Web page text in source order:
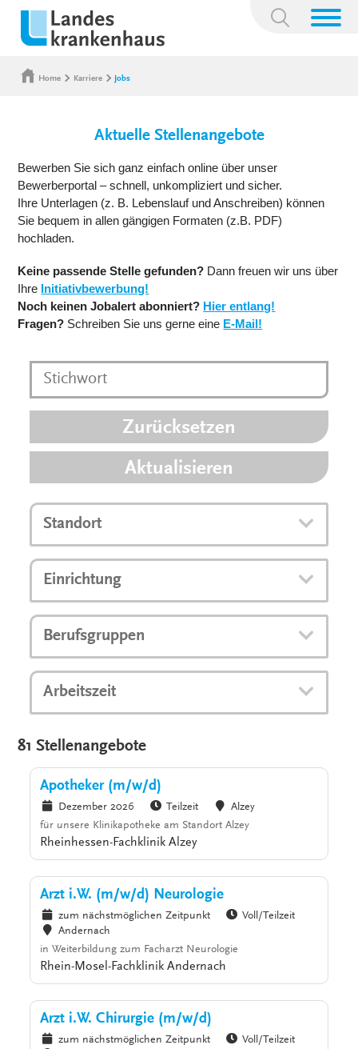
Suchbegriff:
Home Karriere Jobs
Aktuelle Stellenangebote
Bewerben Sie sich ganz einfach online über unser
Bewerberportal – schnell, unkompliziert und sicher.
Ihre Unterlagen (z. B. Lebenslauf und Anschreiben) können
Sie bequem in allen gängigen Formaten (z.B. PDF)
hochladen.
Keine passende Stelle gefunden? Dann freuen wir uns über
Ihre Initiativbewerbung!
Noch keinen Jobalert abonniert? Hier entlang!
Fragen? Schreiben Sie uns gerne eine E-Mail!
Zurücksetzen
Aktualisieren
Standort
Einrichtung
Berufsgruppen
Arbeitszeit
81 Stellenangebote
Apotheker (m/w/d)
Dezember 2026 Teilzeit
Alzey
für unsere Klinikapotheke am Standort Alzey
Rheinhessen-Fachklinik Alzey
Arzt i.W. (m/w/d) Neurologie
zum nächstmöglichen Zeitpunkt
Voll/Teilzeit
Andernach
in Weiterbildung zum Facharzt Neurologie
Rhein-Mosel-Fachklinik Andernach
Arzt i.W. Chirurgie (m/w/d)
zum nächstmöglichen Zeitpunkt
Voll/Teilzeit